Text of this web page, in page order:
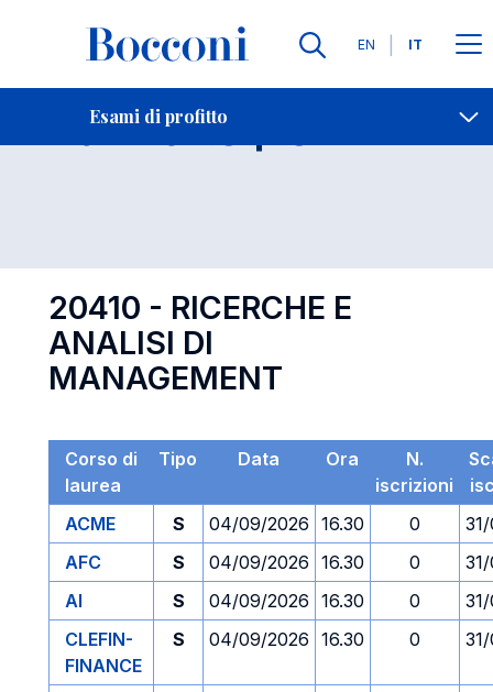
Lingue
EN IT
Esami di profitto
Contatti
Esame 20410 Open
20410 - RICERCHE E
ANALISI DI
MANAGEMENT
Corso di
laurea
Tipo Data Ora
N.
iscrizioni
ACME
S 04/09/2026 16.30 0
AFC
S 04/09/2026 16.30 0
AI
S 04/09/2026 16.30 0
CLEFIN-
FINANCE
S 04/09/2026 16.30 0